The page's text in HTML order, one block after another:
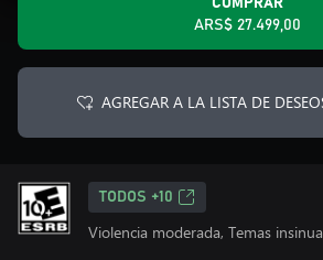
COMPRAR
ARS$ 27.499,00
AGREGAR A LA LISTA DE
TODOS +10
Violencia moderada, Temas